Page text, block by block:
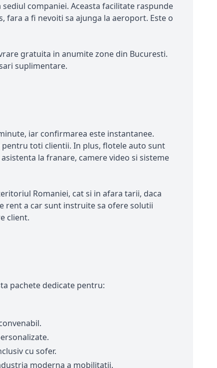
companiei. Aceasta facilitate raspunde
fara a fi nevoiti sa ajunga la aeroport. Este o
gratuita in anumite zone din Bucuresti.
suplimentare.
iar confirmarea este instantanee.
toti clientii. In plus, flotele auto sunt
la franare, camere video si sisteme
Romaniei, cat si in afara tarii, daca
rent a car sunt instruite sa ofere solutii
client.
pachete dedicate pentru:
cu sofer.
moderna a mobilitatii.